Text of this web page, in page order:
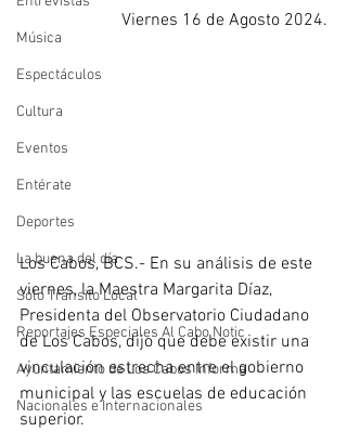
Música
Espectáculos
Cultura
Eventos
Entérate
Deportes
La buena del día
Sólo Tránsito Local
Reportajes Especiales Al Cabo Notic
Ayuntamiento de Los Cabos Informa
Nacionales e Internacionales
Viernes 16 de Agosto 2024.
Los Cabos, BCS.- En su análisis de este
viernes, la Maestra Margarita Díaz,
Presidenta del Observatorio Ciudadano
de Los Cabos, dijo que debe existir una
vinculación estrecha entre el gobierno
municipal y las escuelas de educación
superior.